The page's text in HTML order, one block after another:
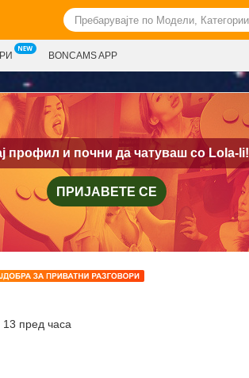
BONCAMS APP
профил и почни да чатуваш со Lola-li!
ПРИЈАВЕТЕ СЕ
пред часа